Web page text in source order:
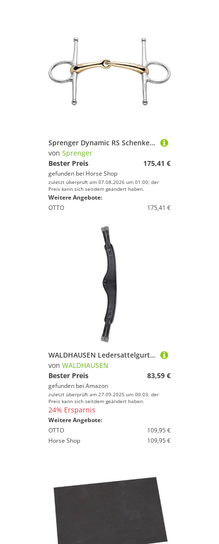
Sprenger Dynamic RS Schenkel einfach gebrochen 16mm
von Sprenger
Bester Preis
175,41 €
gefunden bei Horse Shop
zuletzt überprüft am 07.08.2026 um 01:00; der
Preis kann sich seitdem geändert haben.
Weitere Angebote:
OTTO
175,41 €
WALDHAUSEN Ledersattelgurt Contour, 115 cm, schwarz
von WALDHAUSEN
Bester Preis
83,59 €
gefunden bei Amazon
zuletzt überprüft am 27.09.2025 um 00:03; der
Preis kann sich seitdem geändert haben.
24% Ersparnis
Weitere Angebote:
OTTO
109,95 €
Horse Shop
109,95 €